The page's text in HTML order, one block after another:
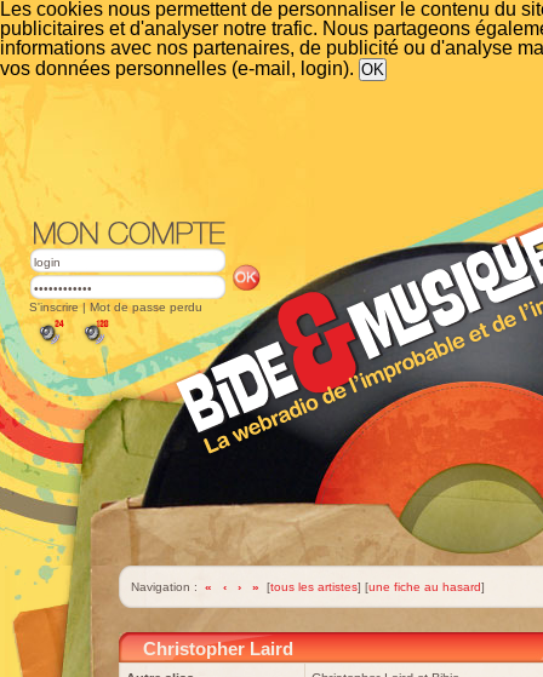
Les cookies nous permettent de personnaliser le contenu du
publicitaires et d'analyser notre trafic. Nous partageons
informations avec nos partenaires, de publicité ou d'analyse
vos données personnelles (e-mail, login).
S'inscrire | Mot de passe perdu
Navigation : « ‹ › » [tous les artistes] [une fiche au hasard]
Christopher Laird